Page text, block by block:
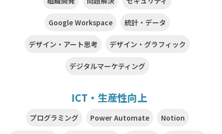
Google Workspace 統計・データ
デザイン・アート思考 デザイン・グラフィック
デジタルマーケティング
ICT・生産性向上
プログラミング Power Automate Notion